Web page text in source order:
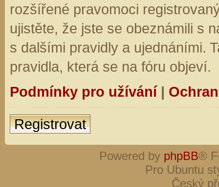
rozšířené pravomoci
ujistěte, že jste se obeznámili s
s dalšími pravidly a ujednáními.
pravidla, která se na fóru objeví.
Podmínky pro užívání|
Registrovat
Powered by phpBB®
Pro Ubuntu
Český